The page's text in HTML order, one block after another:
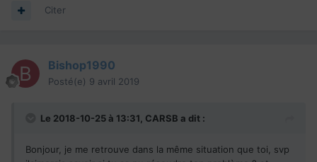
Citer
Bishop1990
Posté(e) 9 avril 2019
Le 2018-10-25 à 13:31, CARSB a dit :
Bonjour, je me retrouve dans la même situation que toi, svp